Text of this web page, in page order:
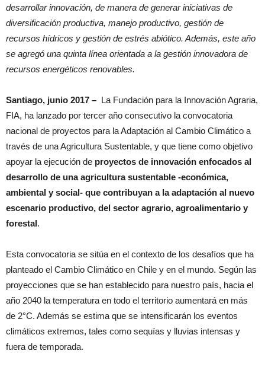
desarrollar innovación, de manera de generar iniciativas de
diversificación productiva, manejo productivo, gestión de
recursos hídricos y gestión de estrés abiótico. Además, este año
se agregó una quinta línea orientada a la gestión innovadora de
recursos energéticos renovables.
Santiago, junio 2017 – La Fundación para la Innovación Agraria,
FIA, ha lanzado por tercer año consecutivo la convocatoria
nacional de proyectos para la Adaptación al Cambio Climático a
través de una Agricultura Sustentable, y que tiene como objetivo
apoyar la ejecución de proyectos de innovación enfocados al
desarrollo de una agricultura sustentable -económica,
ambiental y social- que contribuyan a la adaptación al nuevo
escenario productivo, del sector agrario, agroalimentario y
forestal.
Esta convocatoria se sitúa en el contexto de los desafíos que ha
planteado el Cambio Climático en Chile y en el mundo. Según las
proyecciones que se han establecido para nuestro país, hacia el
año 2040 la temperatura en todo el territorio aumentará en más
de 2°C. Además se estima que se intensificarán los eventos
climáticos extremos, tales como sequías y lluvias intensas y
fuera de temporada.